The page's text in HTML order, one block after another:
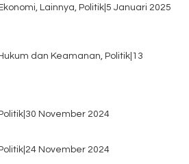
Lainnya, Politik 5 Januari 2025
dan Keamanan, Politik 13
30 November 2024
24 November 2024